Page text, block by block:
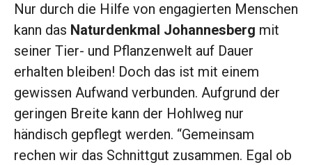
Nur durch die Hilfe von engagierten Menschen
kann das Naturdenkmal Johannesberg mit
seiner Tier- und Pflanzenwelt auf Dauer
erhalten bleiben! Doch das ist mit einem
gewissen Aufwand verbunden. Aufgrund der
geringen Breite kann der Hohlweg nur
händisch gepflegt werden. “Gemeinsam
rechen wir das Schnittgut zusammen. Egal ob